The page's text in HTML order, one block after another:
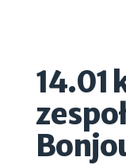
14.01